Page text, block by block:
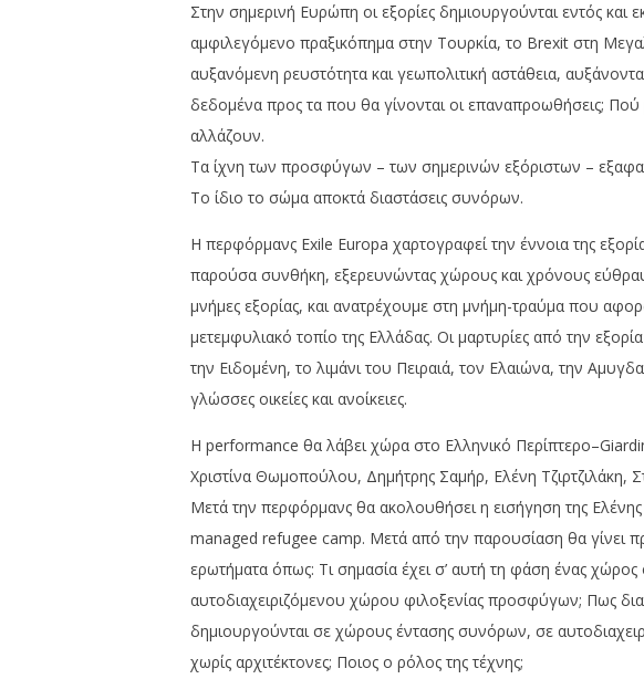
Στην σημερινή Ευρώπη οι εξορίες δημιουργούνται εντός
αμφιλεγόμενο πραξικόπημα στην Τουρκία, το Brexit στη
αυξανόμενη ρευστότητα και γεωπολιτική αστάθεια,
δεδομένα προς τα που θα γίνονται οι επαναπροωθήσεις;
αλλάζουν.
Τα ίχνη των προσφύγων – των σημερινών εξόριστων –
Το ίδιο το σώμα αποκτά διαστάσεις συνόρων.
Η περφόρμανς Exile Europa χαρτογραφεί την έννοια της
παρούσα συνθήκη, εξερευνώντας χώρους και χρόνους
μνήμες εξορίας, και ανατρέχουμε στη μνήμη-τραύμα που
μετεμφυλιακό τοπίο της Ελλάδας. Οι μαρτυρίες από την
την Ειδομένη, το λιμάνι του Πειραιά, τον Ελαιώνα, την
γλώσσες οικείες και ανοίκειες.
Η performance θα λάβει χώρα στο Ελληνικό
Χριστίνα Θωμοπούλου, Δημήτρης Σαμήρ, Ελένη Τζιρτζιλάκη,
Μετά την περφόρμανς θα ακολουθήσει η εισήγηση της
managed refugee camp. Μετά από την παρουσίαση θα γίνει
ερωτήματα όπως: Τι σημασία έχει σ’ αυτή τη φάση ένας
αυτοδιαχειριζόμενου χώρου φιλοξενίας προσφύγων; Πως
δημιουργούνται σε χώρους έντασης συνόρων, σε
χωρίς αρχιτέκτονες; Ποιος ο ρόλος της τέχνης;